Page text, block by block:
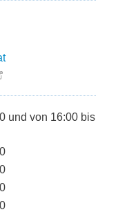
und von 16:00 bis